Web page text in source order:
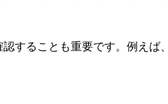
することも重要です。例えば